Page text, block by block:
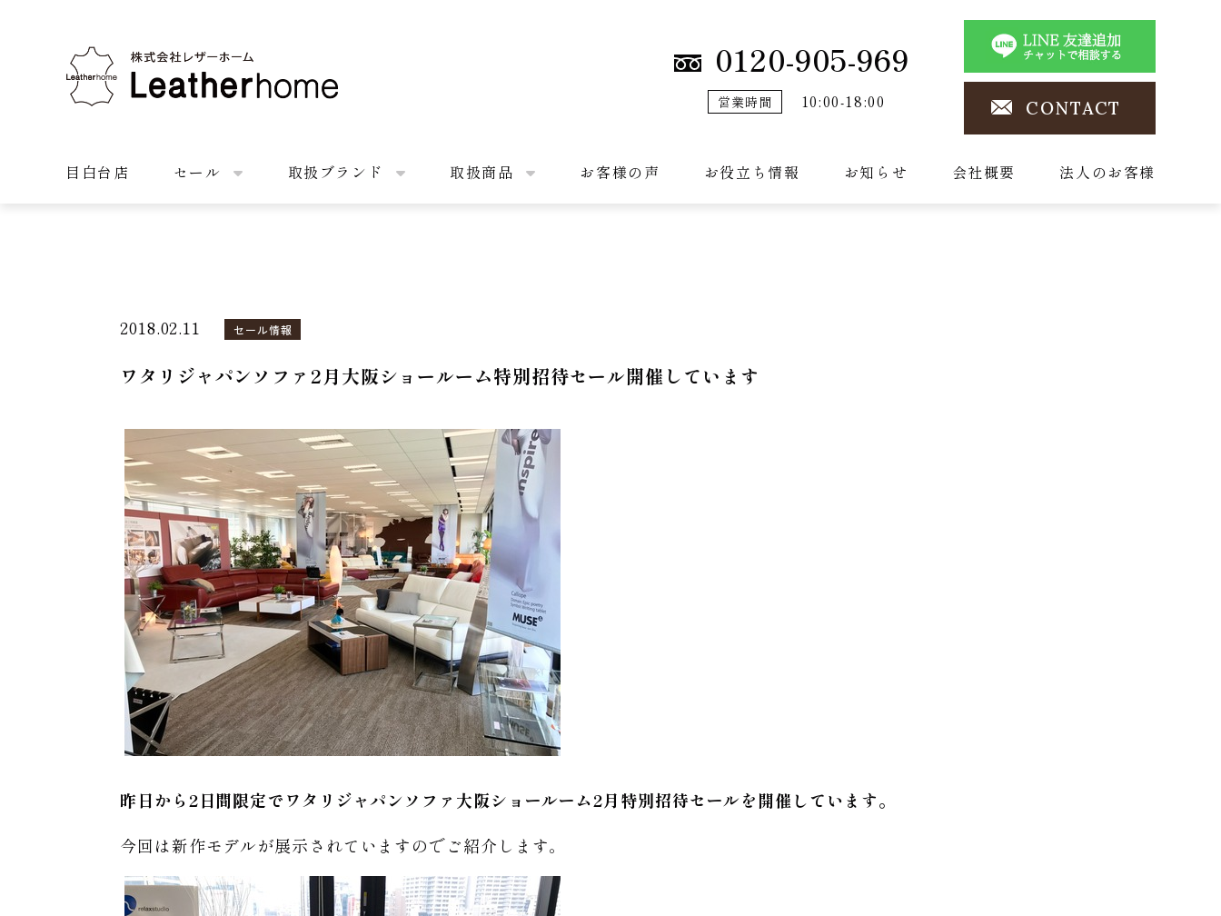
株式会社レザーホーム 0120-905-969
営業時間 10:00-18:00 CONTACT
目白台店 セール 取扱ブランド 取扱商品 お客様の声 お役立ち情報 お知らせ 会社概要 法人のお客様
2018.02.11 セール情報
ワタリジャパンソファ2月大阪ショールーム特別招待セール開催しています
昨日から2日間限定でワタリジャパンソファ大阪ショールーム2月特別招待セールを開催しています。
今回は新作モデルが展示されていますのでご紹介します。